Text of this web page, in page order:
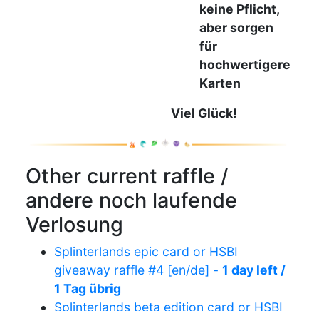
keine Pflicht,
aber sorgen
für
hochwertigere
Karten
Viel Glück!
Other current raffle /
andere noch laufende
Verlosung
Splinterlands epic card or HSBI
giveaway raffle #4 [en/de] - 1 day left /
1 Tag übrig
Splinterlands beta edition card or HSBI